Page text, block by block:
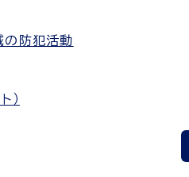
の防犯活動
）